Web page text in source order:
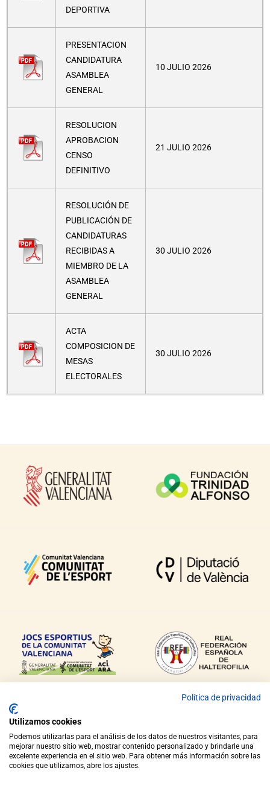
DEPORTIVA
PRESENTACION
CANDIDATURA
ASAMBLEA
GENERAL
10 JULIO 2026
RESOLUCION
APROBACION
CENSO
DEFINITIVO
21 JULIO 2026
RESOLUCIÓN DE
PUBLICACIÓN DE
CANDIDATURAS
RECIBIDAS A
MIEMBRO DE LA
ASAMBLEA
GENERAL
30 JULIO 2026
ACTA
COMPOSICION DE
MESAS
ELECTORALES
30 JULIO 2026
COPYRIGHT © 2021 FEDERACIÓ HALTEROFÍLIA COMUNITAT VALENCIANA
Política de privacidad
Utilizamos cookies
Podemos utilizarlas para el análisis de los datos de nuestros visitantes, para
mejorar nuestro sitio web, mostrar contenido personalizado y brindarle una
excelente experiencia en el sitio web. Para obtener más información sobre las
cookies que utilizamos, abre los ajustes.